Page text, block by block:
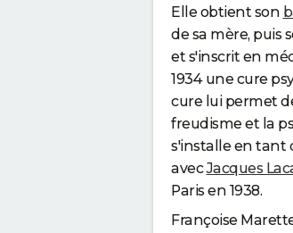
Elle obtient son
de sa mère, puis
et s'inscrit en
1934 une cure
cure lui permet
freudisme et la
s'installe en tant
avecJacques
Paris en 1938.
Françoise